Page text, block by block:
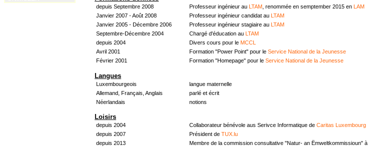
depuis Septembre 2008 Professeur ingénieur au LTAM , renommée en semptember 2015 en
LAM
Janvier 2007 - Août 2008
Professeur ingénieur candidat au
LTAM
Janvier 2005 - Décembre 2006
Professeur ingénieur stagiaire au
LTAM
Septembre-Décembre 2004
Chargé d'éducation au
LTAM
depuis 2004
Divers cours pour le MCCL
Avril 2001
Formation "Power Point" pour le Service National de la Jeunesse
Février 2001
Formation "Homepage" pour le Service National de la Jeunesse
Langues
Luxembourgeois
langue maternelle
Allemand, Français, Anglais
parlé et écrit
Néerlandais
notions
Loisirs
depuis 2004 Collaborateur bénévole aus Serivce Informatique de Caritas Luxembourg
depuis 2007
Président de TUX.lu
depuis 2013
Membre de la commission consultative "Natur- an Ëmweltkommissioun" à